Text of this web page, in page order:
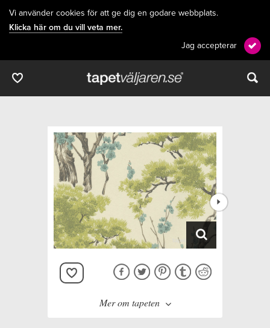
Vi använder cookies för att ge dig en godare webbplats.
Klicka här om du vill veta mer.
Jag accepterar
Mer om tapeten